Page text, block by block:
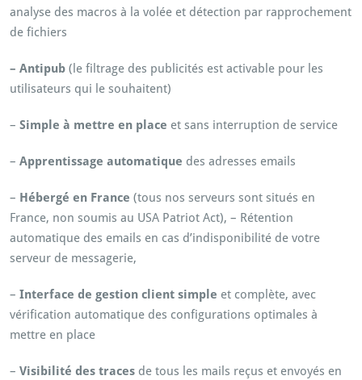
analyse des macros à la volée et détection par rapprochement
de fichiers
– Antipub (le filtrage des publicités est activable pour les
utilisateurs qui le souhaitent)
– Simple à mettre en place et sans interruption de service
– Apprentissage automatique des adresses emails
– Hébergé en France (tous nos serveurs sont situés en
France, non soumis au USA Patriot Act), – Rétention
automatique des emails en cas d’indisponibilité de votre
serveur de messagerie,
– Interface de gestion client simple et complète, avec
vérification automatique des configurations optimales à
mettre en place
– Visibilité des traces de tous les mails reçus et envoyés en